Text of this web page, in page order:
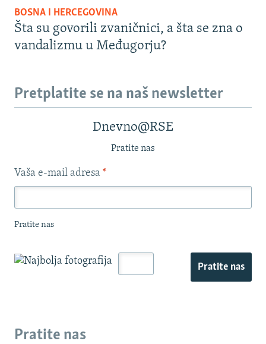
BOSNA I HERCEGOVINA
Šta su govorili zvaničnici, a šta se zna o
vandalizmu u Međugorju?
Pretplatite se na naš newsletter
Dnevno@RSE
Pratite nas
Vaša e-mail adresa *
Pratite nas
Pratite nas
Pratite nas